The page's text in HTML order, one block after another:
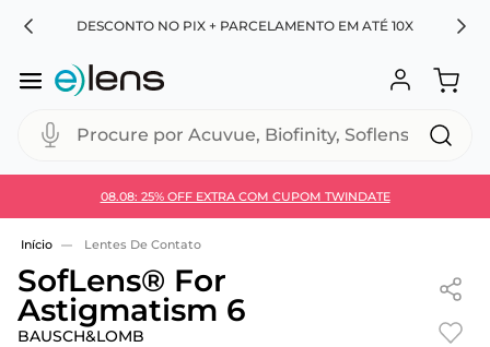
DESCONTO NO PIX + PARCELAMENTO EM ATÉ 10X
Procure por Acuvue, Biofinity, Soflens...
08.08: 25% OFF EXTRA COM CUPOM TWINDATE
Use 30HOJE e ganhe 30% OFF + economia extra no
Lentes De Contato
SofLens® For
Astigmatism 6
BAUSCH&LOMB